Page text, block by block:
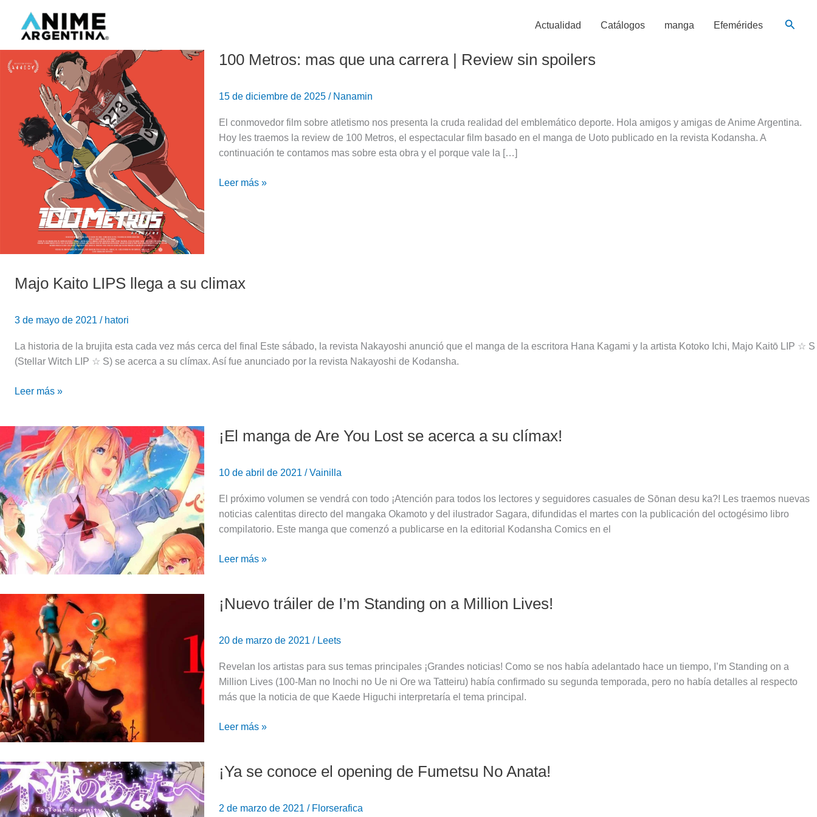
contenido
Actualidad Catálogos manga Efemérides
100 Metros: mas que una carrera | Review sin spoilers
15 de diciembre de 2025 / Nanamin
El conmovedor film sobre atletismo nos presenta la cruda realidad del emblemático deporte. Hola amigos y amigas de Anime Argentina.
Hoy les traemos la review de 100 Metros, el espectacular film basado en el manga de Uoto publicado en la revista Kodansha. A
continuación te contamos mas sobre esta obra y el porque vale la […]
100
que
una
carrera
sin
Leer más »
Majo Kaito LIPS llega a su climax
3 de mayo de 2021 / hatori
La historia de la brujita esta cada vez más cerca del final Este sábado, la revista Nakayoshi anunció que el manga de la escritora Hana Kagami y la artista Kotoko Ichi, Majo Kaitō LIP ☆ S
(Stellar Witch LIP ☆ S) se acerca a su clímax. Así fue anunciado por la revista Nakayoshi de Kodansha.
Majo
llega
a
su
Leer más »
¡El manga de Are You Lost se acerca a su clímax!
10 de abril de 2021 /Vainilla
El próximo volumen se vendrá con todo ¡Atención para todos los lectores y seguidores casuales de Sōnan desu ka?! Les traemos nuevas
noticias calentitas directo del mangaka Okamoto y del ilustrador Sagara, difundidas el martes con la publicación del octogésimo libro
compilatorio. Este manga que comenzó a publicarse en la editorial Kodansha Comics en el
¡El
Are
You
Lost
aLeer más »
¡Nuevo tráiler de I’m Standing on a Million Lives!
20 de marzo de 2021 / Leets
Revelan los artistas para sus temas principales ¡Grandes noticias! Como se nos había adelantado hace un tiempo, I’m Standing on a
Million Lives (100-Man no Inochi no Ue ni Ore wa Tatteiru) había confirmado su segunda temporada, pero no había detalles al respecto
más que la noticia de que Kaede Higuchi interpretaría el tema principal.
¡Nuevo
I’m
Standing
on
Lives!
Leer más »
¡Ya se conoce el opening de Fumetsu No Anata!
2 de marzo de 2021 / Florserafica
¡Ya
el